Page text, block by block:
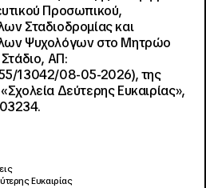
Προσωπικού,
Σταδιοδρομίας και
Ψυχολόγων στο Μητρώο
ΑΠ:
13042/08-05-2026), της
Δεύτερης Ευκαιρίας»,
Ευκαιρίας